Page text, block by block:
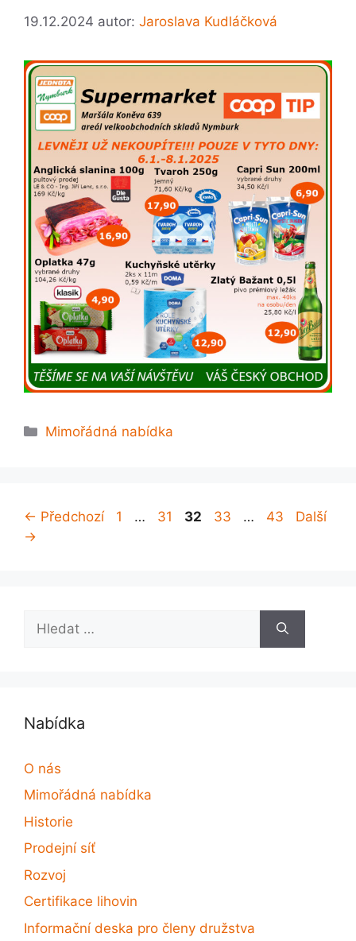
19.12.2024 autor: Jaroslava Kudláčková
Rubriky
Mimořádná nabídka
← Předchozí Stránka
1 … Stránka
31 Stránka
32 Stránka
33 … Stránka
43
Další
→
Nabídka
O nás
Mimořádná nabídka
Historie
Prodejní síť
Rozvoj
Certifikace lihovin
Informační deska pro členy družstva